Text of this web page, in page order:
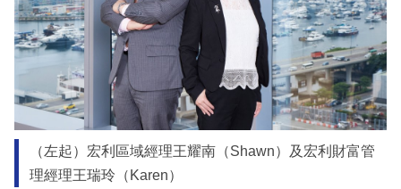
（左起）宏利區域經理王耀南（Shawn）及宏利財富管
理經理王瑞玲（Karen）